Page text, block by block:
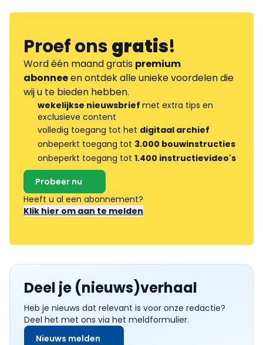
Proef onsgratis!
Word één maand gratis premium
abonneeen ontdek alle unieke voordelen die
wij u te bieden hebben.
wekelijkse nieuwsbrief met extra tips en
exclusieve content
volledig toegang tot het digitaal archief
onbeperkt toegang tot 3.000 bouwinstructies
onbeperkt toegang tot 1.400 instructievideo's
Probeer nu
Heeft u al een abonnement?
Klik hier om aan te melden
Deel je (nieuws)verhaal
Heb je nieuws dat relevant is voor onze redactie?
Deel het met ons via het meldformulier.
Nieuws melden